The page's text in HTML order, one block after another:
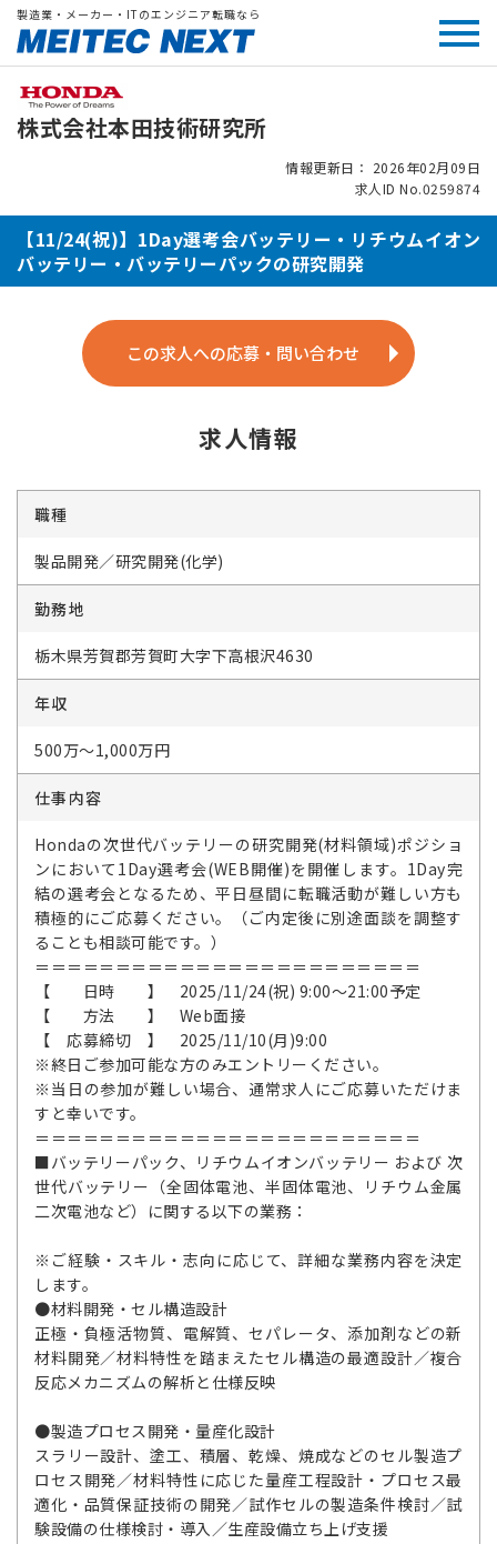
製造業・メーカー・ITのエンジニア転職なら
株式会社本田技術研究所
情報更新日： 2026年02月09日
求人ID No.0259874
【11/24(祝)】1Day選考会バッテリー・リチウムイオン
バッテリー・バッテリーパックの研究開発
この求人への応募・問い合わせ
求人情報
職種
製品開発／研究開発(化学)
勤務地
栃木県芳賀郡芳賀町大字下高根沢4630
年収
500万～1,000万円
仕事内容
Hondaの次世代バッテリーの研究開発(材料領域)ポジショ
ンにおいて1Day選考会(WEB開催)を開催します。1Day完
結の選考会となるため、平日昼間に転職活動が難しい方も
積極的にご応募ください。（ご内定後に別途面談を調整す
ることも相談可能です。）
＝＝＝＝＝＝＝＝＝＝＝＝＝＝＝＝＝＝＝＝＝＝＝＝
【 日時 】 2025/11/24(祝) 9:00～21:00予定
【 方法 】 Web面接
【 応募締切 】 2025/11/10(月)9:00
※終日ご参加可能な方のみエントリーください。
※当日の参加が難しい場合、通常求人にご応募いただけま
すと幸いです。
＝＝＝＝＝＝＝＝＝＝＝＝＝＝＝＝＝＝＝＝＝＝＝＝
■バッテリーパック、リチウムイオンバッテリー および 次
世代バッテリー（全固体電池、半固体電池、リチウム金属
二次電池など）に関する以下の業務：
※ご経験・スキル・志向に応じて、詳細な業務内容を決定
します。
●材料開発・セル構造設計
正極・負極活物質、電解質、セパレータ、添加剤などの新
材料開発／材料特性を踏まえたセル構造の最適設計／複合
反応メカニズムの解析と仕様反映
●製造プロセス開発・量産化設計
スラリー設計、塗工、積層、乾燥、焼成などのセル製造プ
ロセス開発／材料特性に応じた量産工程設計・プロセス最
適化・品質保証技術の開発／試作セルの製造条件検討／試
験設備の仕様検討・導入／生産設備立ち上げ支援